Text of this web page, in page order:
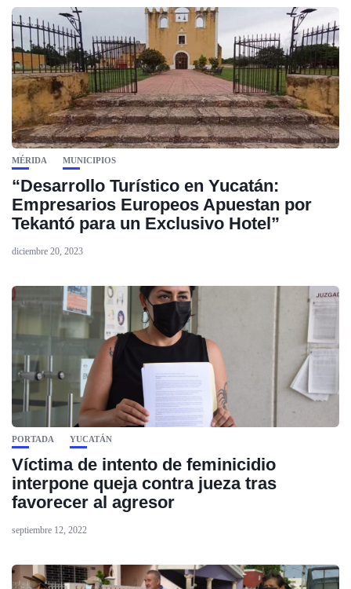
MÉRIDA MUNICIPIOS
“Desarrollo Turístico en Yucatán:
Empresarios Europeos Apuestan por
Tekantó para un Exclusivo Hotel”
diciembre 20, 2023
PORTADA YUCATÁN
Víctima de intento de feminicidio
interpone queja contra jueza tras
favorecer al agresor
septiembre 12, 2022